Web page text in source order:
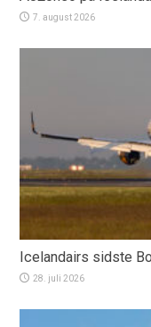
7. august 2026
Icelandairs sidste
28. juli 2026